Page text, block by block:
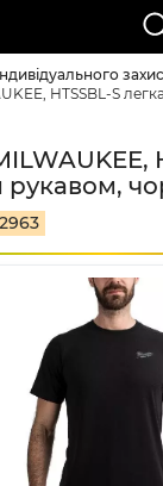
HTSSBL-S